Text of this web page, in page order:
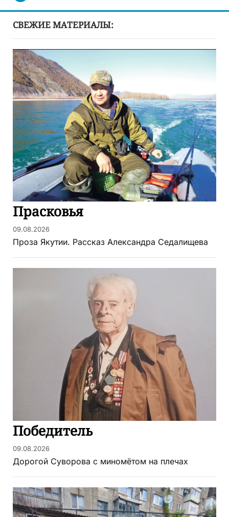
СВЕЖИЕ МАТЕРИАЛЫ:
Прасковья
09.08.2026
Проза Якутии. Рассказ Александра Седалищева
Победитель
09.08.2026
Дорогой Суворова с миномётом на плечах